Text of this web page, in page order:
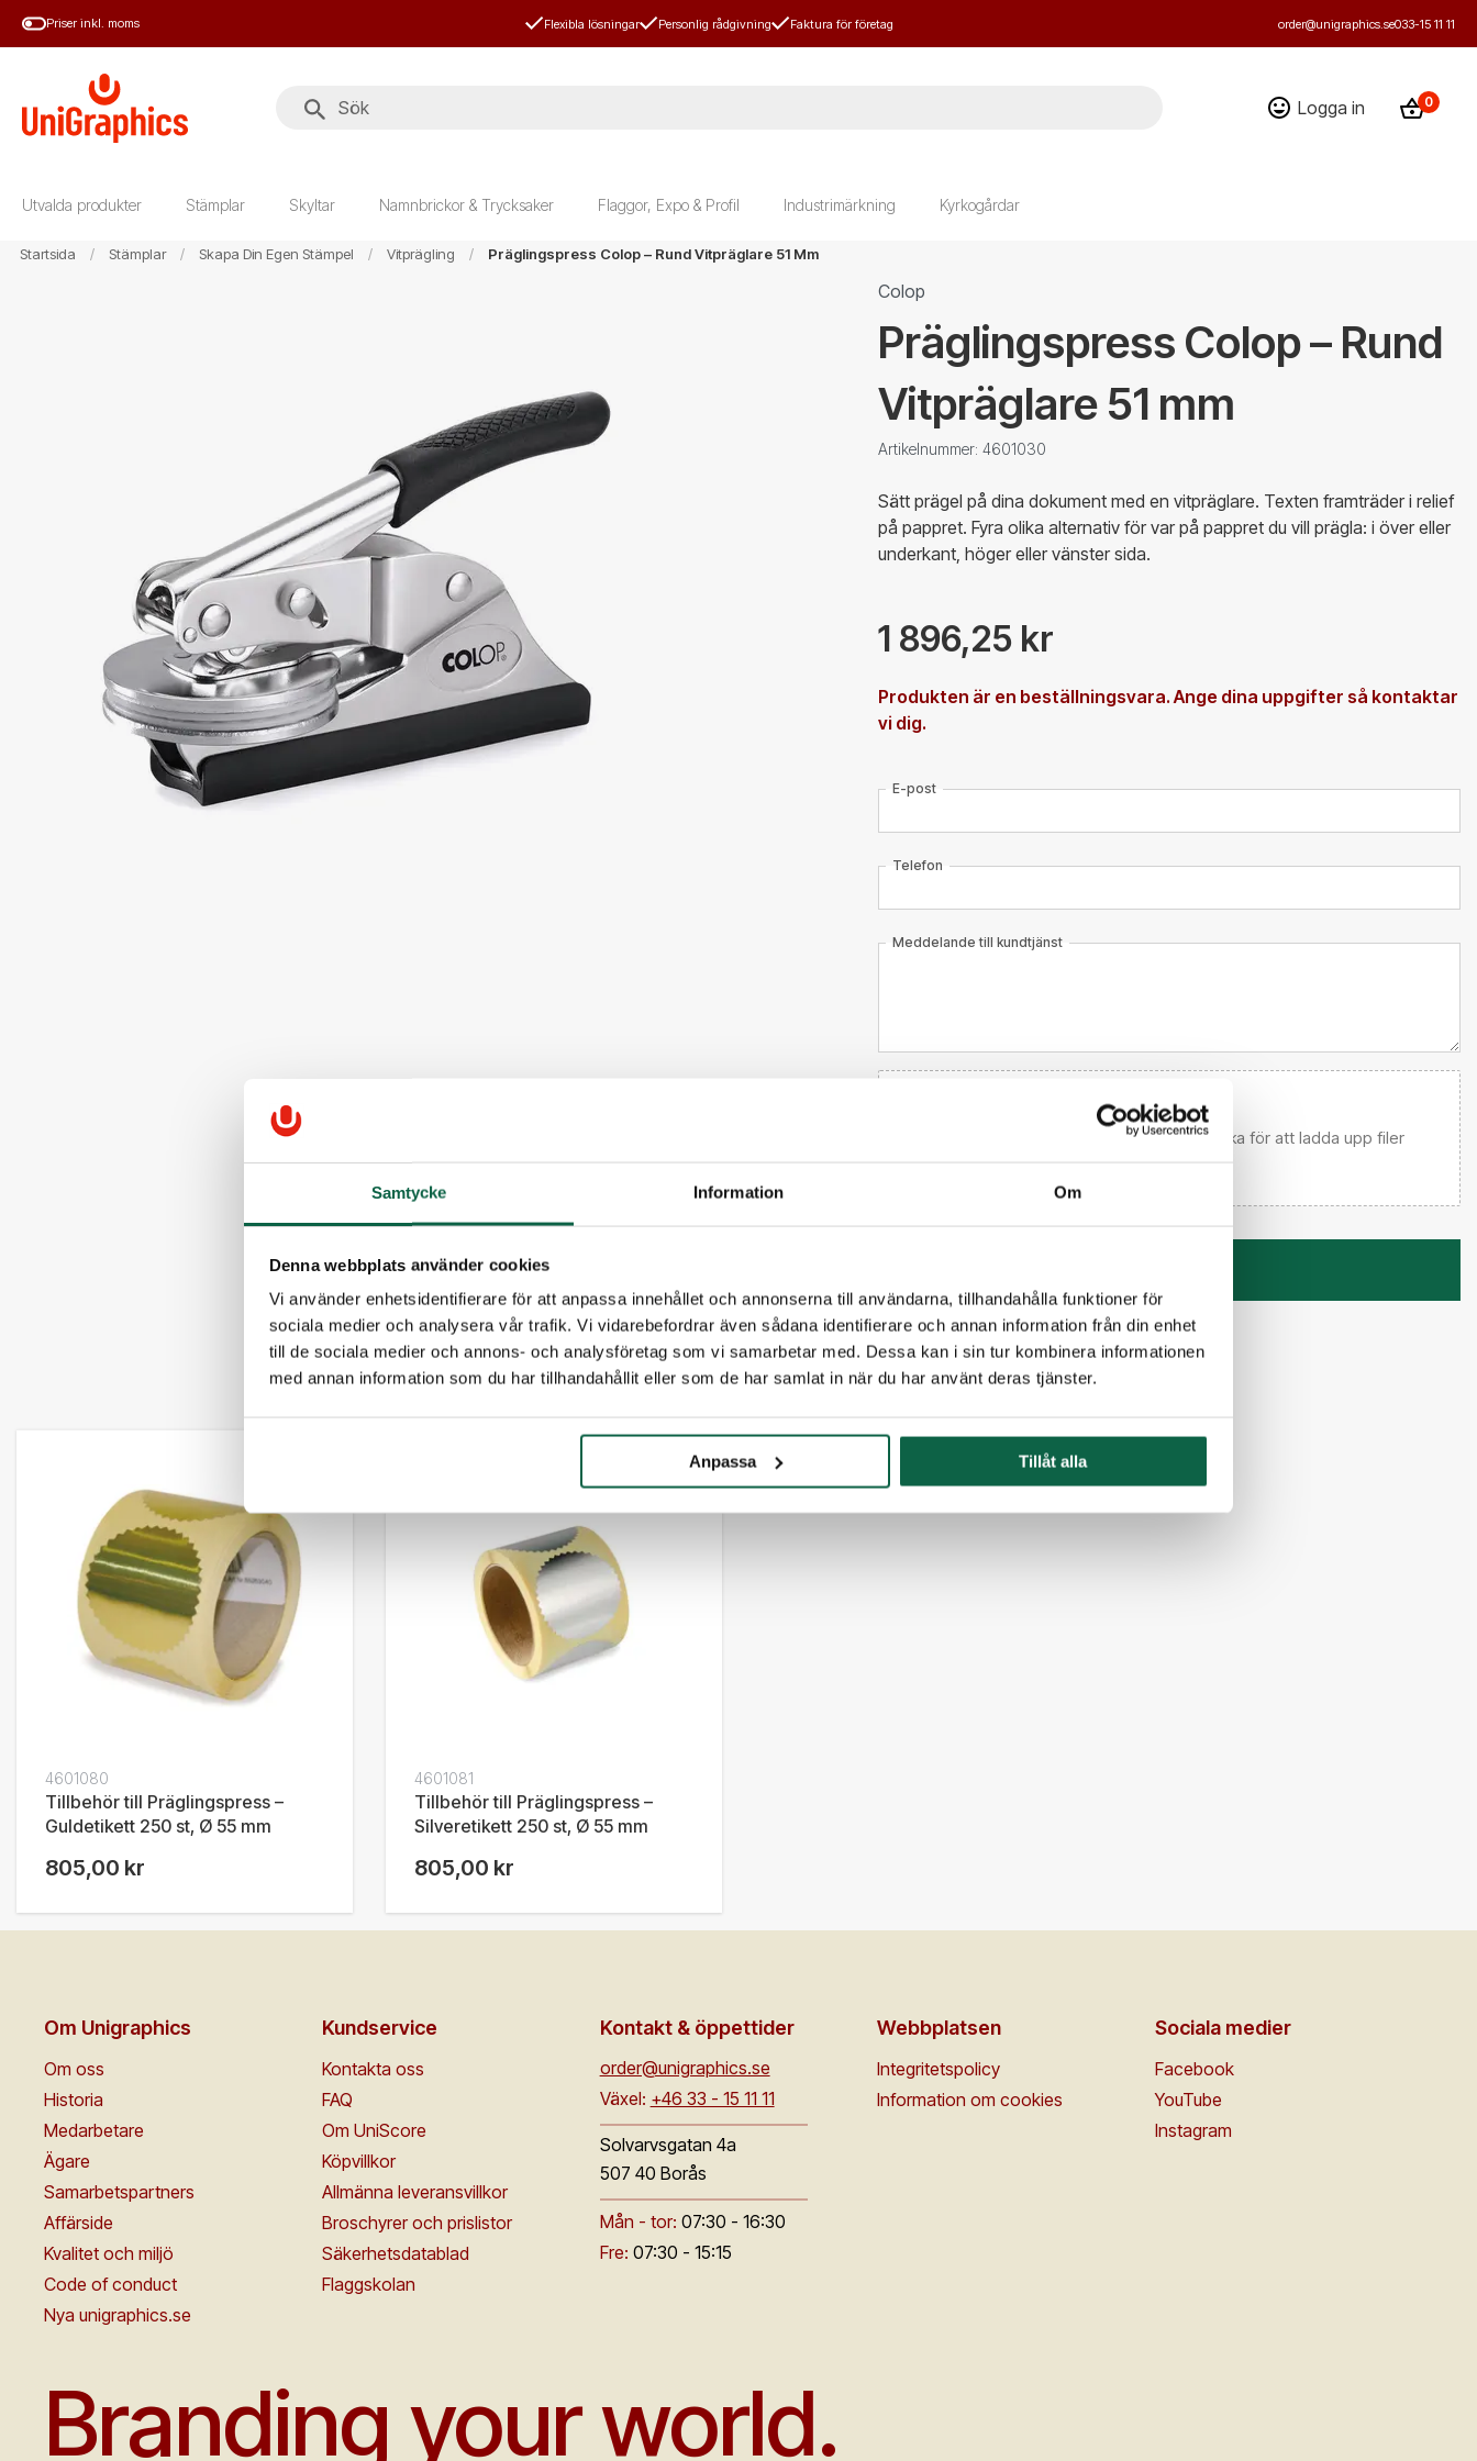
Samtycke Information Om
Denna webbplats använder cookies
Vi använder enhetsidentifierare för att anpassa innehållet och annonserna till användarna, tillhandahålla funktioner för
sociala medier och analysera vår trafik. Vi vidarebefordrar även sådana identifierare och annan information från din enhet
till de sociala medier och annons- och analysföretag som vi samarbetar med. Dessa kan i sin tur kombinera informationen
med annan information som du har tillhandahållit eller som de har samlat in när du har använt deras tjänster.
Anpassa Tillåt alla
HoppaPriser inkl. moms Flexibla lösningar Personlig rådgivning Faktura för företag order@unigraphics.se033-15 11 11
Logga in 0
Utvalda produkter Stämplar Skyltar Namnbrickor & Trycksaker Flaggor, Expo & Profil Industrimärkning Kyrkogårdar
Startsida Stämplar Skapa Din Egen Stämpel Vitprägling Präglingspress Colop – Rund Vitpräglare 51 Mm
Colop
Präglingspress Colop – Rund
Vitpräglare 51 mm
Artikelnummer: 4601030
Sätt prägel på dina dokument med en vitpräglare. Texten framträder i relief
på pappret. Fyra olika alternativ för var på pappret du vill prägla: i över eller
underkant, höger eller vänster sida.
1 896,25 kr
Produkten är en beställningsvara. Ange dina uppgifter så kontaktar
vi dig.
E-post
Telefon
Meddelande till kundtjänst
(Fyll i email först) Dra och släpp eller klicka för att ladda upp filer
TILLBEHÖR
4601080
Tillbehör till Präglingspress –
Guldetikett 250 st, Ø 55 mm
805,00 kr
4601081
Tillbehör till Präglingspress –
Silveretikett 250 st, Ø 55 mm
805,00 kr
Om Unigraphics
Om oss
Historia
Medarbetare
Ägare
Samarbetspartners
Affärside
Kvalitet och miljö
Code of conduct
Nya unigraphics.se
Kundservice
Kontakta oss
FAQ
Om UniScore
Köpvillkor
Allmänna leveransvillkor
Broschyrer och prislistor
Säkerhetsdatablad
Flaggskolan
Kontakt & öppettider
order@unigraphics.se
Växel: +46 33 - 15 11 11
Solvarvsgatan 4a
507 40 Borås
Mån - tor: 07:30 - 16:30
Fre: 07:30 - 15:15
Webbplatsen
Integritetspolicy
Information om cookies
Sociala medier
Facebook
YouTube
Instagram
Branding your world.